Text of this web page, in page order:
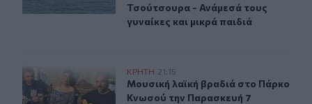
Τσούτσουρα - Ανάμεσά τους
γυναίκες και μικρά παιδιά
Μουσική λαϊκή βραδιά στο Πάρκο Κνωσού την
ΚΡΗΤΗ 21:15
Μουσική λαϊκή βραδιά στο
Μουσική λαϊκή βραδιά στο Πάρκο
Κνωσού την Παρασκευή 7